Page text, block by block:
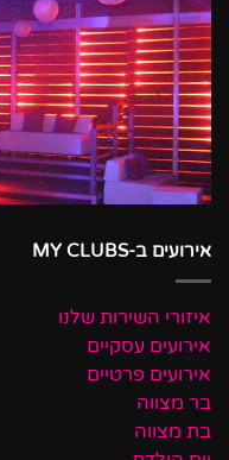
אירועים ב-MY CLUBS
איזורי השירות שלנו
אירועים עסקיים
אירועים פרטיים
בר מצווה
בת מצווה